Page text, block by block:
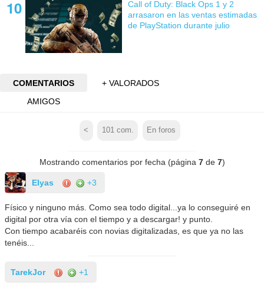
Call of Duty: Black Ops 1 y 2
arrasaron en las ventas estimadas
de PlayStation durante julio
COMENTARIOS
+ VALORADOS
AMIGOS
< 101com. En foros
Mostrando comentarios por fecha (página 7de 7)
Elyas +3
Físico y ninguno más. Como sea todo digital...ya lo conseguiré en
digital por otra vía con el tiempo y a descargar! y punto.
Con tiempo acabaréis con novias digitalizadas, es que ya no las
tenéis...
TarekJor +1